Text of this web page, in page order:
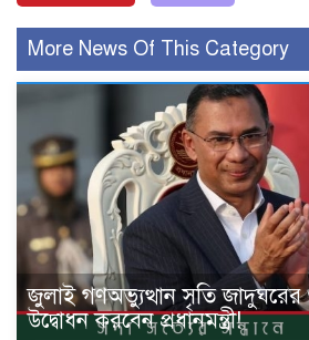
More News Of This Category
জুলাই গণঅভ্যুত্থান সৃতি
উদ্বোধন করবেন প্রধানমন্ত্রী!